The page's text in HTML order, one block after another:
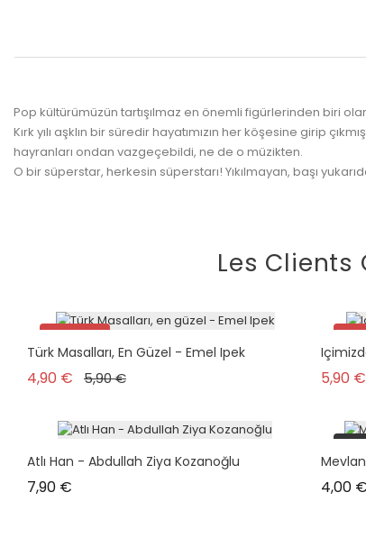
Pop kültürümüzün tartışılmaz en önemli figürlerinden biri
Kırk yılı aşklın bir süredir hayatımızın her köşesine girip
hayranları ondan vazgeçebildi, ne de o müzikten.
O bir süperstar, herkesin süperstarı! Yıkılmayan, başı
Les Clients
Promo !
plus en stock
Türk Masalları, En Güzel - Emel Ipek
4,90 € Prix de base
5,90 €Prix 5,90 €
Atlı Han - Abdullah Ziya Kozanoğlu
7,90 € 4,00 €